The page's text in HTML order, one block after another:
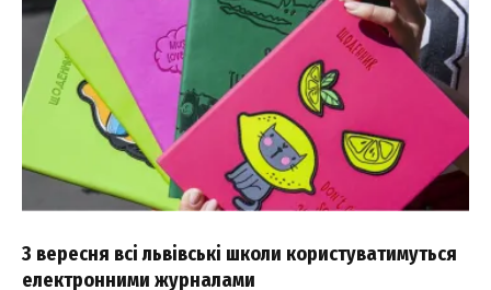
З вересня всі львівські школи користуватимуться
електронними журналами